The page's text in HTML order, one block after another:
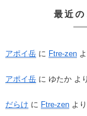
最近の
アポイ岳 に Ftre-zen
アポイ岳 に ゆたか より
だらけ に Ftre-zen より